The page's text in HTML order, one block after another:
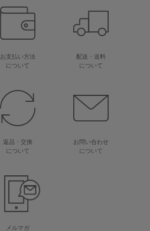
お支払い方法
について
配送・送料
について
返品・交換
について
お問い合わせ
について
メルマガ